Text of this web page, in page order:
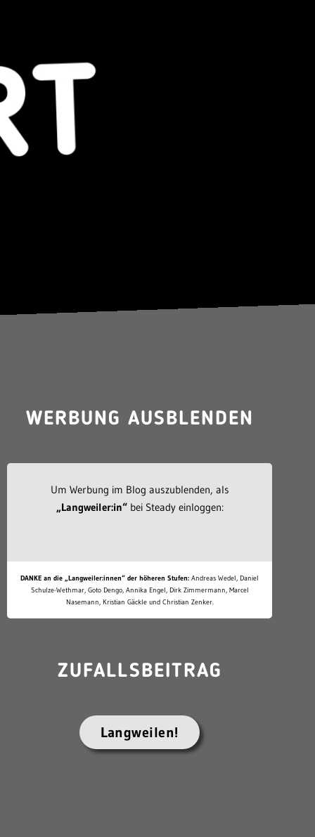
WERBUNG AUSBLENDEN
Um Werbung im Blog auszublenden, als
„Langweiler:in“bei Steady einloggen:
DANKE an die „Langweiler:innen“ der höheren Stufen: Andreas Wedel, Daniel
Schulze-Wethmar, Goto Dengo, Annika Engel, Dirk Zimmermann, Marcel
Nasemann, Kristian Gäckle und Christian Zenker.
ZUFALLSBEITRAG
Langweilen!